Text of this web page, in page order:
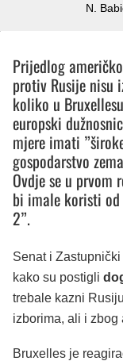
N.
Prijedlog
protiv Rusije nisu
koliko u
europski
mjere imati
gospodarstvo
Ovdje se u
bi imale koristi
2”.
Senat i
kako su postigli
trebale kazni
izborima, ali i zbog
Bruxelles je